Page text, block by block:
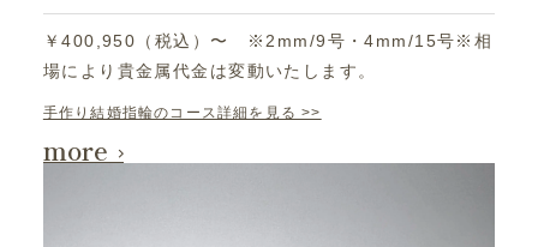
￥400,950（税込）〜 ※2mm/9号・4mm/15号※相
場により貴金属代金は変動いたします。
手作り結婚指輪のコース詳細を見る >>
more